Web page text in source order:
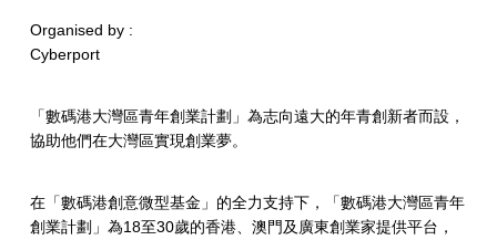
Organised by :
Cyberport
「數碼港大灣區青年創業計劃」為志向遠大的年青創新者而設，
協助他們在大灣區實現創業夢。
在「數碼港創意微型基金」的全力支持下，「數碼港大灣區青年
創業計劃」為18至30歲的香港、澳門及廣東創業家提供平台，